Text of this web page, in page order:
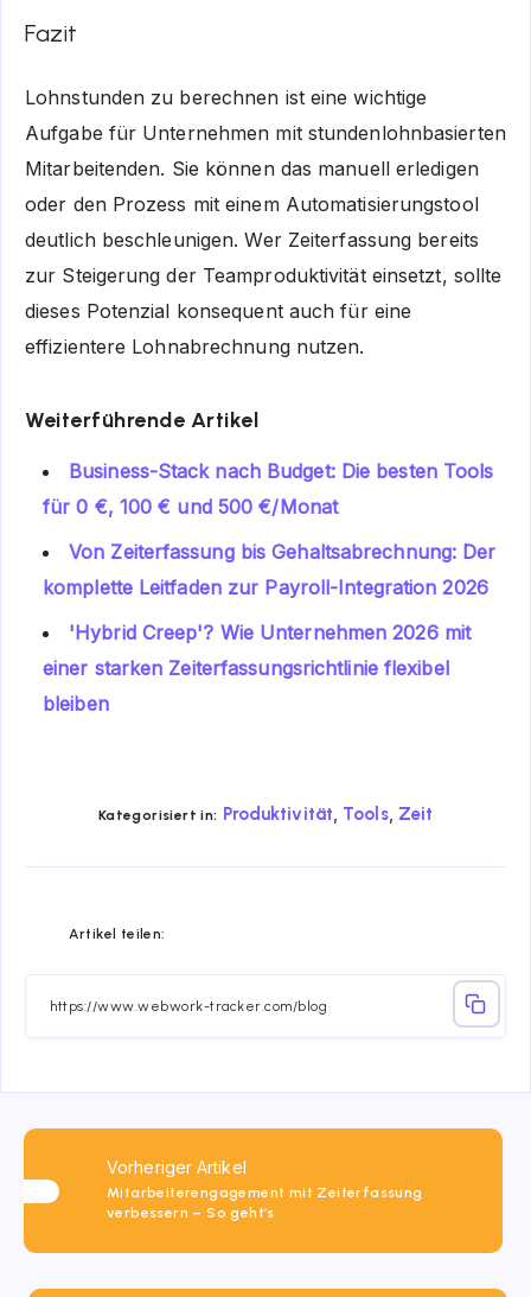
Fazit
Lohnstunden zu berechnen ist eine wichtige
Aufgabe für Unternehmen mit stundenlohnbasierten
Mitarbeitenden. Sie können das manuell erledigen
oder den Prozess mit einem Automatisierungstool
deutlich beschleunigen. Wer Zeiterfassung bereits
zur Steigerung der Teamproduktivität einsetzt, sollte
dieses Potenzial konsequent auch für eine
effizientere Lohnabrechnung nutzen.
Weiterführende Artikel
Business-Stack nach Budget: Die besten Tools
für 0 €, 100 € und 500 €/Monat
Von Zeiterfassung bis Gehaltsabrechnung: Der
komplette Leitfaden zur Payroll-Integration 2026
'Hybrid Creep'? Wie Unternehmen 2026 mit
einer starken Zeiterfassungsrichtlinie flexibel
bleiben
Kategorisiert in: Produktivität, Tools, Zeit
Artikel teilen:
Whatsapp
Vorheriger Artikel
Mitarbeiterengagement mit Zeiterfassung
verbessern – So geht’s